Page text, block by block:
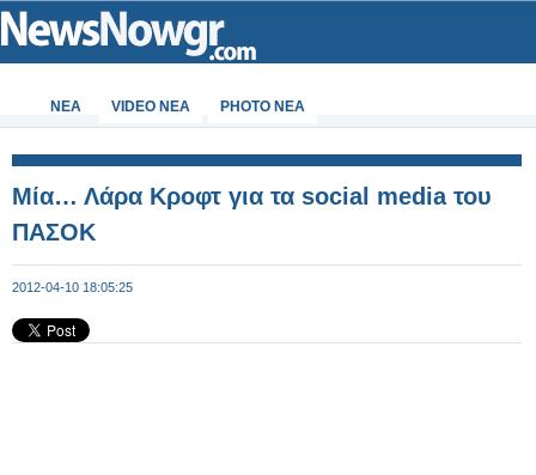
ΝΕΑ VIDEO NEA PHOTO NEA
Μία… Λάρα Κροφτ για τα social media του
ΠΑΣΟΚ
2012-04-10 18:05:25